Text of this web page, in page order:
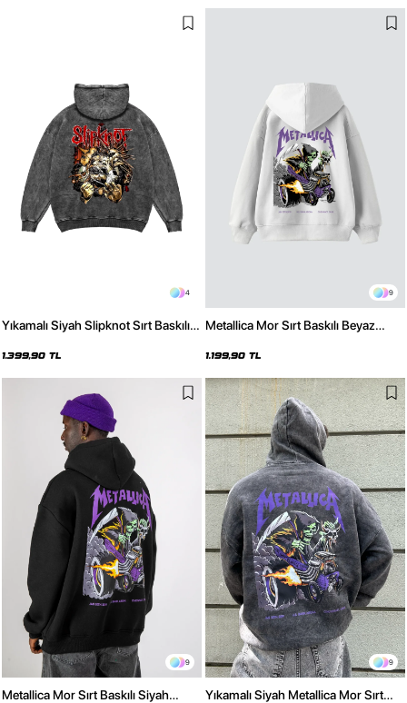
4
Yıkamalı Siyah Slipknot Sırt Baskılı
1.399,90 TL
9
Metallica Mor Sırt Baskılı Beyaz
1.199,90 TL
9
Metallica Mor Sırt Baskılı Siyah
9
Yıkamalı Siyah Metallica Mor Sırt